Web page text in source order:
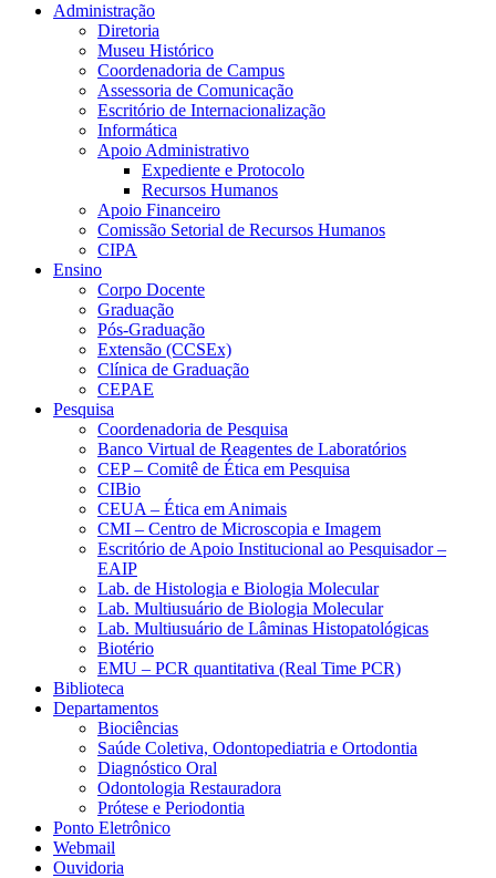
Administração
Diretoria
Museu Histórico
Coordenadoria de Campus
Assessoria de Comunicação
Escritório de Internacionalização
Informática
Apoio Administrativo
Expediente e Protocolo
Recursos Humanos
Apoio Financeiro
Comissão Setorial de Recursos Humanos
CIPA
Ensino
Corpo Docente
Graduação
Pós-Graduação
Extensão (CCSEx)
Clínica de Graduação
CEPAE
Pesquisa
Coordenadoria de Pesquisa
Banco Virtual de Reagentes de Laboratórios
CEP – Comitê de Ética em Pesquisa
CIBio
CEUA – Ética em Animais
CMI – Centro de Microscopia e Imagem
Escritório de Apoio Institucional ao Pesquisador –
EAIP
Lab. de Histologia e Biologia Molecular
Lab. Multiusuário de Biologia Molecular
Lab. Multiusuário de Lâminas Histopatológicas
Biotério
EMU – PCR quantitativa (Real Time PCR)
Biblioteca
Departamentos
Biociências
Saúde Coletiva, Odontopediatria e Ortodontia
Diagnóstico Oral
Odontologia Restauradora
Prótese e Periodontia
Ponto Eletrônico
Webmail
Ouvidoria